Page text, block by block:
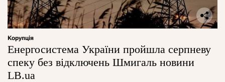
Корупція
Енергосистема України пройшла серпневу
спеку без відключень Шмигаль новини
LB.ua